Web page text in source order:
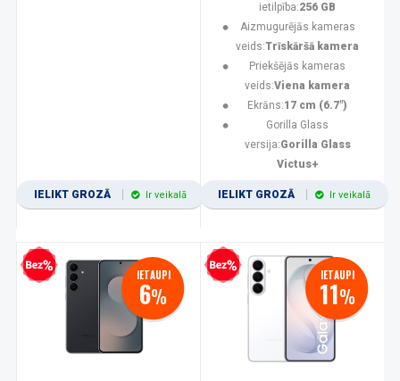
IELIKT GROZĀ Ir veikalā
ietilpība:256 GB
Aizmugurējās kameras
veids:Trīskāršā kamera
Priekšējās kameras
veids:Viena kamera
Ekrāns:17 cm (6.7")
Gorilla Glass
versija:Gorilla Glass
Victus+
IELIKT GROZĀ Ir veikalā
kredīts IETAUPI
6%
Bezprocentu kredīts IETAUPI
11%